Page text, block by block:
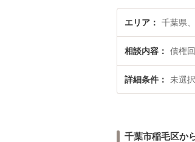
エリア 千葉県
相談内容 債権
詳細条件 未選択
千葉市稲毛区か